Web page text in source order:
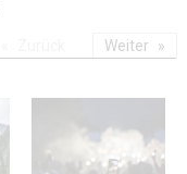
Weiter